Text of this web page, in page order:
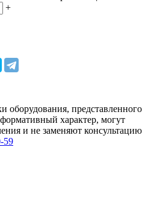
+
оборудования, представленного
характер, могут
и не заменяют консультацию
59